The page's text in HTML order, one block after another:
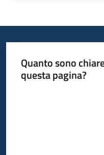
Quanto sono
questa pagina?